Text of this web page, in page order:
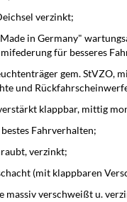
verzinkt;
in Germany"
für besseres
gem. StVZO,
und
klappbar, mittig
Fahrverhalten;
verzinkt;
(mit klappbaren
massiv verschweißt u.